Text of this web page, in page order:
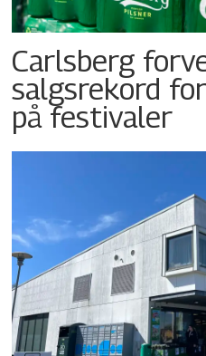
Carlsberg
salgsrekord
på festivaler